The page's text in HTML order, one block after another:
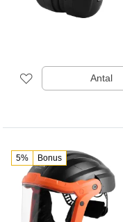
Antal
5% Bonus